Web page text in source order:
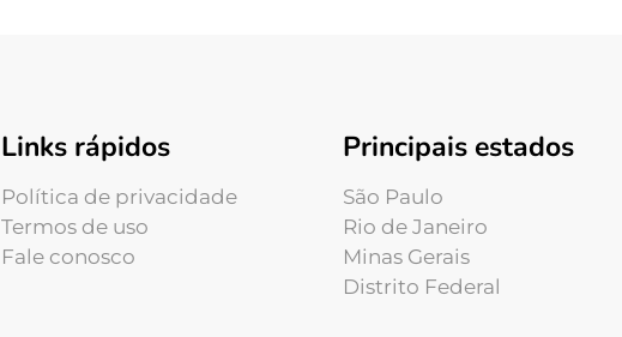
Links rápidos
Política de privacidade
Termos de uso
Fale conosco
Principais estados
São Paulo
Rio de Janeiro
Minas Gerais
Distrito Federal